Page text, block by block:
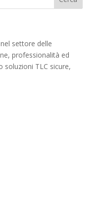
settore delle
professionalità ed
soluzioni TLC sicure,